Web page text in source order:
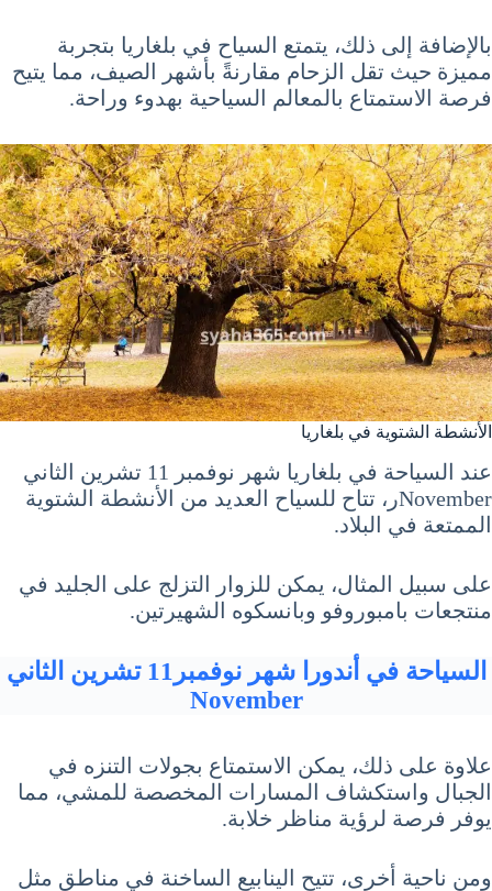
بالإضافة إلى ذلك، يتمتع السياح في بلغاريا بتجربة
مميزة حيث تقل الزحام مقارنةً بأشهر الصيف، مما يتيح
فرصة الاستمتاع بالمعالم السياحية بهدوء وراحة.
الأنشطة الشتوية في بلغاريا
عند السياحة في بلغاريا شهر نوفمبر 11 تشرين الثاني
Novemberر، تتاح للسياح العديد من الأنشطة الشتوية
الممتعة في البلاد.
على سبيل المثال، يمكن للزوار التزلج على الجليد في
منتجعات بامبوروفو وبانسكوه الشهيرتين.
السياحة في أندورا شهر نوفمبر11 تشرين الثاني
November
علاوة على ذلك، يمكن الاستمتاع بجولات التنزه في
الجبال واستكشاف المسارات المخصصة للمشي، مما
يوفر فرصة لرؤية مناظر خلابة.
ومن ناحية أخرى، تتيح الينابيع الساخنة في مناطق مثل